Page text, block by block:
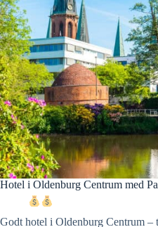
Hotel i Oldenburg Centrum med
Godt hotel i Oldenburg Centrum –